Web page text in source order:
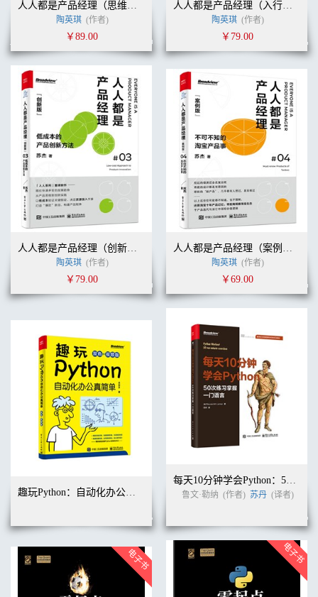
人人都是产品经理（思维版）：泛产品经理的精进之路
陶英琪 (作者)
￥89.00
人人都是产品经理（入行版）：互联网产品经理的第一本书
陶英琪 (作者)
￥79.00
人人都是产品经理（创新版）：低成本的产品创新方法
陶英琪 (作者)
￥79.00
人人都是产品经理（案例版）：淘宝十年产品事
陶英琪 (作者)
￥69.00
趣玩Python：自动化办公真简单（双色+视频版）
每天10分钟学会Python：50次练习掌握一门语言
鲁文·勒纳 (作者) 苏丹 (译者)